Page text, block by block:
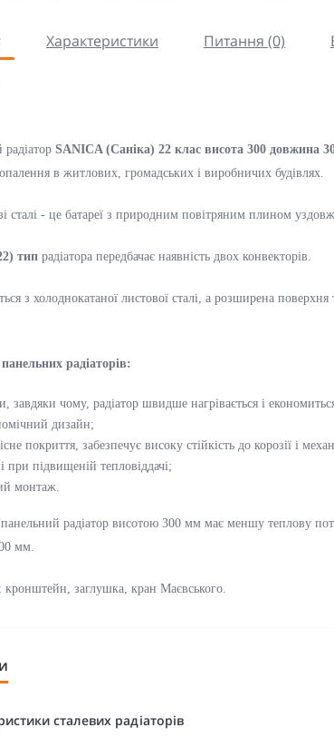
Характеристики Питання (0)
SANICA (Саніка) 22 клас висота 300 довжина
в житлових, громадських і виробничих будівлях.
сталі - це батареї з природним повітряним плином
тип радіатора передбачає наявність двох конвекторів.
з холоднокатаної листової сталі, а розширена
радіаторів:
завдяки чому, радіатор швидше нагрівається і
дизайн;
покриття, забезпечує високу стійкість до корозії і
при підвищеній тепловіддачі;
монтаж.
радіатор висотою 300 мм має меншу теплову
мм.
кронштейн, заглушка, кран Маєвського.
сталевих радіаторів